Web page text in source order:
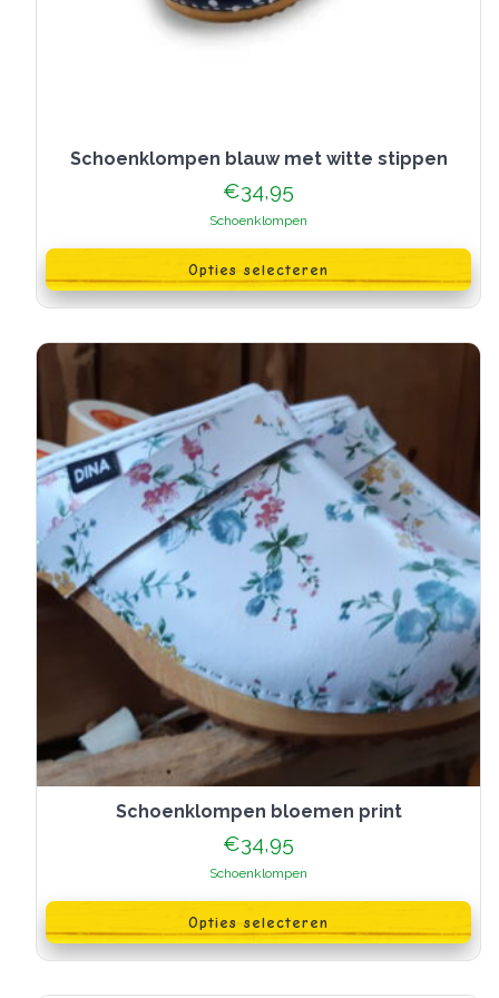
Schoenklompen blauw met witte stippen
€34,95
Schoenklompen
Opties selecteren
product
heeft
meerdere
variaties.
optie
kan
worden
de
productpagina
schoenklompen bloemen print
€34,95
Schoenklompen
Opties selecteren
product
heeft
meerdere
variaties.